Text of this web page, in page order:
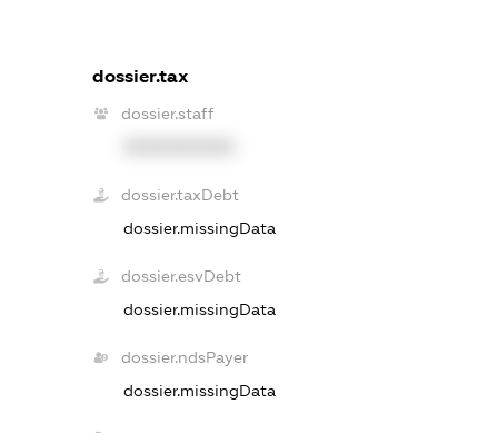
dossier.tax
dossier.staff
dossier.taxDebt
dossier.missingData
dossier.esvDebt
dossier.missingData
dossier.ndsPayer
dossier.missingData